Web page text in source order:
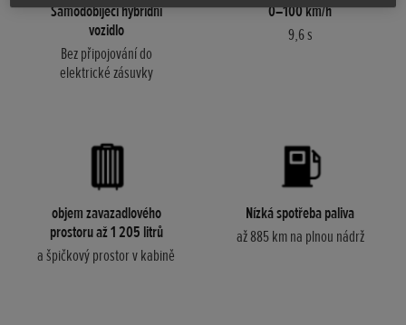
Samodobíjecí hybridní
vozidlo
Bez připojování do
elektrické zásuvky
0–100 km/h
9,6 s
objem zavazadlového
prostoru až 1 205 litrů
a špičkový prostor v kabině
Nízká spotřeba paliva
až 885 km na plnou nádrž